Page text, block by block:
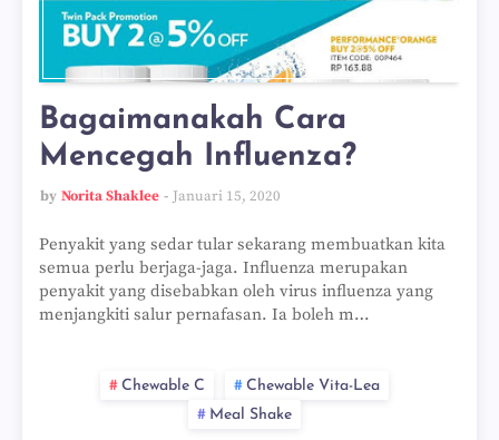
Bagaimanakah Cara
Mencegah Influenza?
by Norita Shaklee Januari 15, 2020
Penyakit yang sedar tular sekarang membuatkan kita
semua perlu berjaga-jaga. Influenza merupakan
penyakit yang disebabkan oleh virus influenza yang
menjangkiti salur pernafasan. Ia boleh m…
Chewable C
Chewable Vita-Lea
Meal Shake